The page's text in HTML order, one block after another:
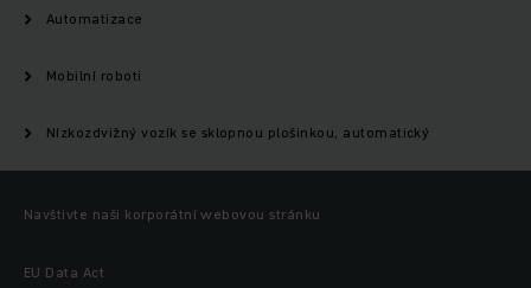
Automatizace
Mobilní roboti
Nízkozdvižný vozík se sklopnou plošinkou, automatický
Navštivte naši korporátní webovou stránku
EU Data Act